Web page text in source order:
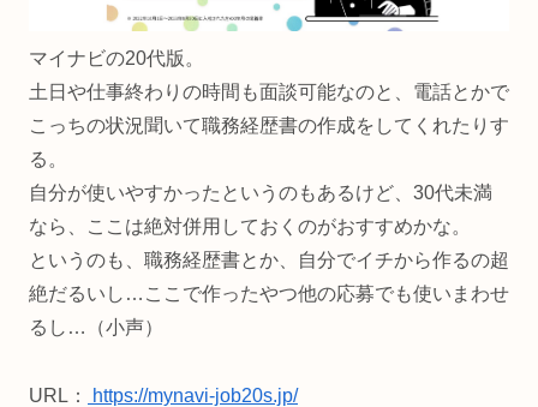
マイナビの20代版。
土日や仕事終わりの時間も面談可能なのと、電話とかで
こっちの状況聞いて職務経歴書の作成をしてくれたりす
る。
自分が使いやすかったというのもあるけど、30代未満
なら、ここは絶対併用しておくのがおすすめかな。
というのも、職務経歴書とか、自分でイチから作るの超
絶だるいし…ここで作ったやつ他の応募でも使いまわせ
るし…（小声）
URL： https://mynavi-job20s.jp/